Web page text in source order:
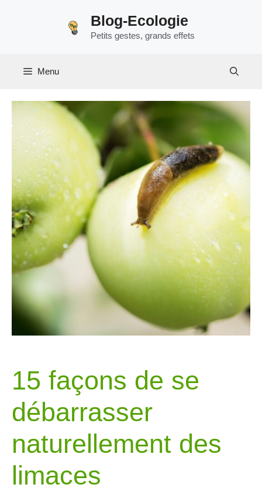
Blog-Ecologie
Petits gestes, grands effets
Menu
15 façons de se
débarrasser
naturellement des
limaces